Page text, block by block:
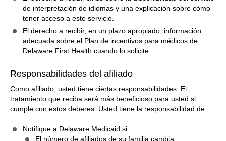
de interpretación de idiomas y una explicación sobre cómo
tener acceso a este servicio.
El derecho a recibir, en un plazo apropiado, información
adecuada sobre el Plan de incentivos para médicos de
Delaware First Health cuando lo solicite.
Responsabilidades del afiliado
Como afiliado, usted tiene ciertas responsabilidades. El
tratamiento que reciba será más beneficioso para usted si
cumple con estos deberes. Usted tiene la responsabilidad de:
Notifique a Delaware Medicaid si:
El número de afiliados de su familia cambia.